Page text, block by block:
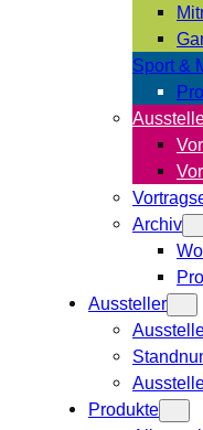
Sport &
Archiv
Aussteller
Produkte